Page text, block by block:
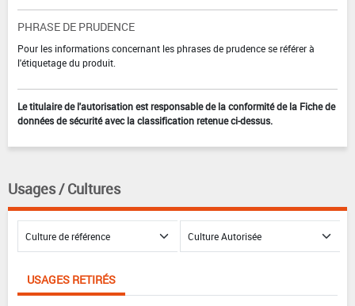
PHRASE DE PRUDENCE
Pour les informations concernant les phrases de prudence se référer à
l'étiquetage du produit.
Le titulaire de l'autorisation est responsable de la conformité de la Fiche de
données de sécurité avec la classification retenue ci-dessus.
Usages / Cultures
USAGES RETIRÉS